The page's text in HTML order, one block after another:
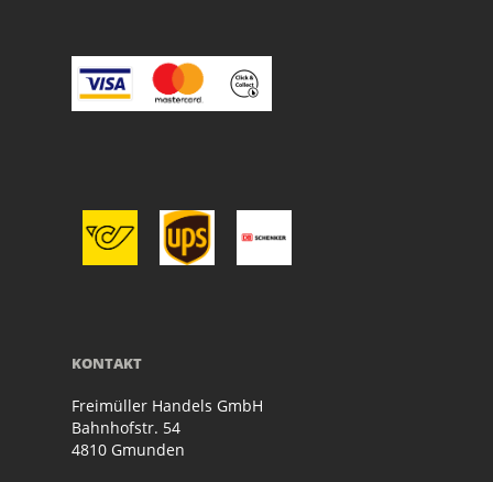
KONTAKT
Freimüller Handels GmbH
Bahnhofstr. 54
4810 Gmunden